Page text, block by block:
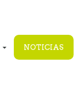
NOTICIAS